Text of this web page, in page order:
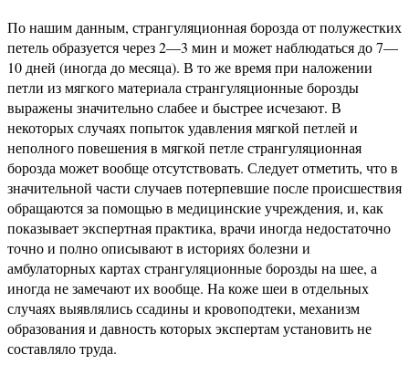
По нашим данным, странгуляционная борозда от полужестких
петель образуется через 2—3 мин и может наблюдаться до 7—
10 дней (иногда до месяца). В то же время при наложении
петли из мягкого материала странгуляционные борозды
выражены значительно слабее и быстрее исчезают. В
некоторых случаях попыток удавления мягкой петлей и
неполного повешения в мягкой петле странгуляционная
борозда может вообще отсутствовать. Следует отметить, что в
значительной части случаев потерпевшие после происшествия
обращаются за помощью в медицинские учреждения, и, как
показывает экспертная практика, врачи иногда недостаточно
точно и полно описывают в историях болезни и
амбулаторных картах странгуляционные борозды на шее, а
иногда не замечают их вообще. На коже шеи в отдельных
случаях выявлялись ссадины и кровоподтеки, механизм
образования и давность которых экспертам установить не
составляло труда.